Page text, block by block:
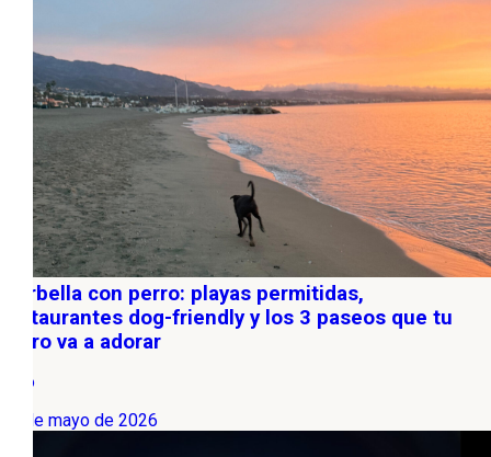
Marbella con perro: playas permitidas,
restaurantes dog-friendly y los 3 paseos que tu
perro va a adorar
Ocio
27 de mayo de 2026